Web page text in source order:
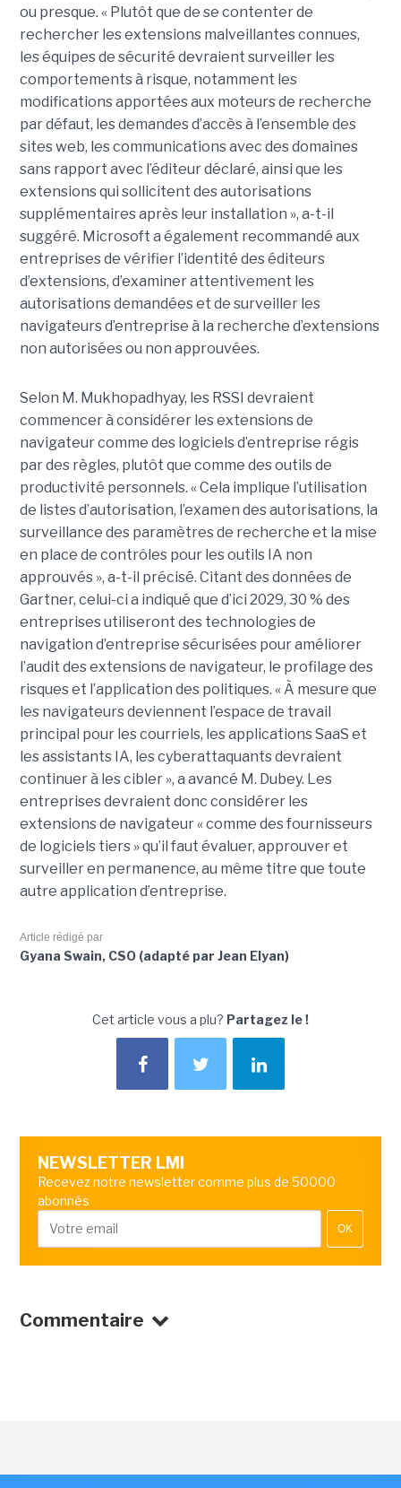
ou presque. « Plutôt que de se contenter de
rechercher les extensions malveillantes connues,
les équipes de sécurité devraient surveiller les
comportements à risque, notamment les
modifications apportées aux moteurs de recherche
par défaut, les demandes d’accès à l’ensemble des
sites web, les communications avec des domaines
sans rapport avec l’éditeur déclaré, ainsi que les
extensions qui sollicitent des autorisations
supplémentaires après leur installation », a-t-il
suggéré. Microsoft a également recommandé aux
entreprises de vérifier l’identité des éditeurs
d’extensions, d’examiner attentivement les
autorisations demandées et de surveiller les
navigateurs d’entreprise à la recherche d’extensions
non autorisées ou non approuvées.
Selon M. Mukhopadhyay, les RSSI devraient
commencer à considérer les extensions de
navigateur comme des logiciels d’entreprise régis
par des règles, plutôt que comme des outils de
productivité personnels. « Cela implique l’utilisation
de listes d’autorisation, l’examen des autorisations, la
surveillance des paramètres de recherche et la mise
en place de contrôles pour les outils IA non
approuvés », a-t-il précisé. Citant des données de
Gartner, celui-ci a indiqué que d’ici 2029, 30 % des
entreprises utiliseront des technologies de
navigation d’entreprise sécurisées pour améliorer
l’audit des extensions de navigateur, le profilage des
risques et l’application des politiques. « À mesure que
les navigateurs deviennent l’espace de travail
principal pour les courriels, les applications SaaS et
les assistants IA, les cyberattaquants devraient
continuer à les cibler », a avancé M. Dubey. Les
entreprises devraient donc considérer les
extensions de navigateur « comme des fournisseurs
de logiciels tiers » qu’il faut évaluer, approuver et
surveiller en permanence, au même titre que toute
autre application d’entreprise.
Article rédigé par
Gyana Swain, CSO (adapté par Jean Elyan)
Cet article vous a plu? Partagez le !
NEWSLETTER LMI
Recevez notre newsletter comme plus de 50000
abonnés
OK
Commentaire